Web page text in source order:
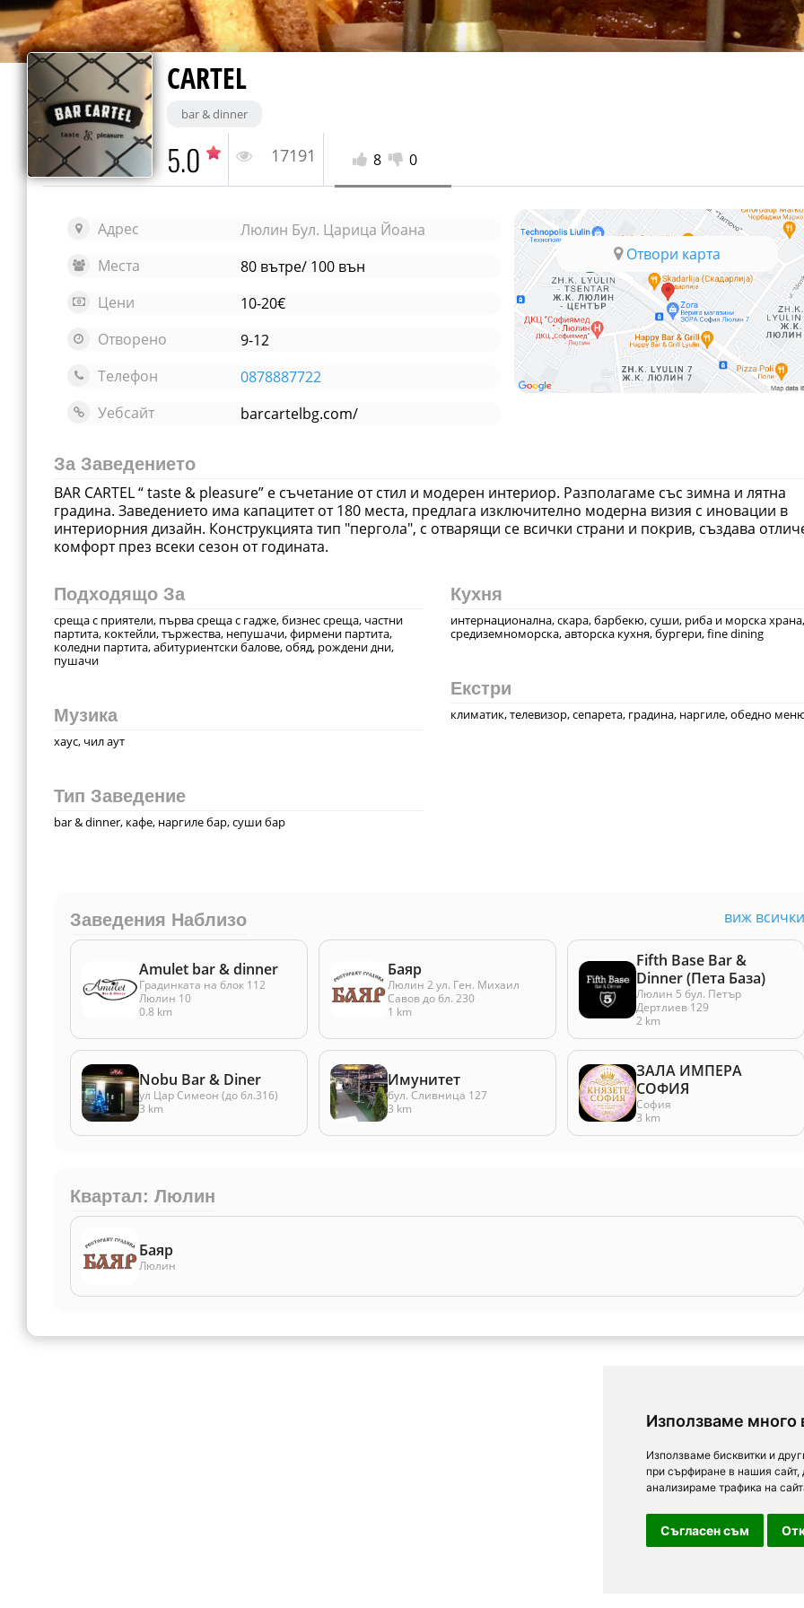
Използваме много
Използваме бисквитки и
при сърфиране в нашия
анализираме трафика на
Съгласен съм
CARTEL
bar & dinner
5.0 17191 8 0
Адрес
Люлин Бул. Царица Йоана
Места
80 вътре/ 100 вън
Цени
10-20€
Отворено
9-12
Телефон
0878887722
Уебсайт
barcartelbg.com/
Отвори карта
За Заведението
BAR CARTEL “ taste & pleasure” е съчетание от стил и модерен интериор. Разполагаме със зимна и лятна
градина. Завeдението има капацитет от 180 места, предлага изключително модерна визия с иновации в
интериорния дизайн. Конструкцията тип "пергола", с отварящи се всички страни и покрив, създава
комфорт през всеки сезон от годината.
Подходящо За
среща с приятели, първа среща с гадже, бизнес среща, частни
партита, коктейли, тържества, непушачи, фирмени партита,
коледни партита, абитуриентски балове, обяд, рождени дни,
пушачи
Музика
хаус, чил аут
Тип Заведение
bar & dinner, кафе, наргиле бар, суши бар
Кухня
интернационална, скара, барбекю, суши, риба и морска храна,
средиземноморска, авторска кухня, бургери, fine dining
Екстри
климатик, телевизор, сепарета, градина, наргиле, обедно
Заведения Наблизо виж всички
Amulet bar & dinner
Градинката на блок 112
Люлин 10
0.8 km
Баяр
Люлин 2 ул. Ген. Михаил
Савов до бл. 230
1 km
Fifth Base Bar &
Dinner (Пета База)
Люлин 5 бул. Петър
Дертлиев 129
2 km
Nobu Bar & Diner
ул Цар Симеон (до бл.316)
3 km
Имунитет
бул. Сливница 127
3 km
ЗАЛА ИМПЕРА
СОФИЯ
София
3 km
Квартал: Люлин
Баяр
Люлин